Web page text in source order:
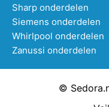
Sharp onderdelen
Siemens onderdelen
Whirlpool onderdelen
Zanussi onderdelen
©